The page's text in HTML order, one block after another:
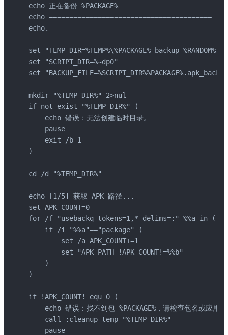
echo 正在备份 %PACKAGE%
echo ========================================
echo.
set "TEMP_DIR=%TEMP%\%PACKAGE%_backup_%RANDOM%"
set "SCRIPT_DIR=%~dp0"
set
mkdir "%TEMP_DIR%" 2>nul
if not exist "%TEMP_DIR%" (
    echo 错误：无法创建临时目录。
    pause
    exit /b 1
)
cd /d "%TEMP_DIR%"
echo [1/5] 获取 APK 路径...
set APK_COUNT=0
for /f "usebackq tokens=1,* delims=:" %%a in
    if /i "%%a"=="package" (
        set /a APK_COUNT+=1
        set "APK_PATH_!APK_COUNT!=%%b"
    )
)
if !APK_COUNT! equ 0 (
echo 错误：找不到包 %PACKAGE%，请检查包名或应用是
    call :cleanup_temp "%TEMP_DIR%"
    pause